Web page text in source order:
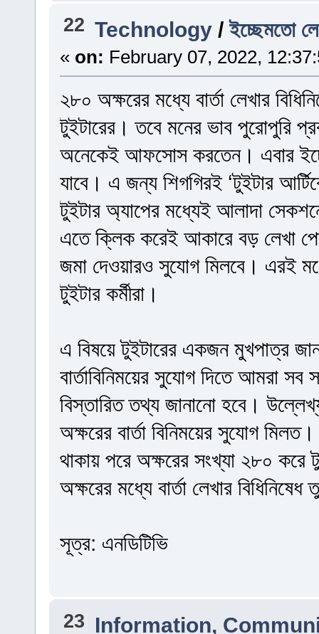
22 Technology /ইচ্ছেমতো
« on: February 07, 2022,
২৮০ অক্ষরের মধ্যে বার্তা লেখার
টুইটারের। তবে মনের ভাব পুরোপুরি
অনেকেই আফসোস করতেন। এবার
যাবে। এ জন্য শিগগিরই ‘টুইটার
টুইটার অ্যাপের মধ্যেই আলাদা
এতে ক্লিক করেই আকারে বড় লেখা
জমা দেওয়ারও সুযোগ মিলবে। এরই
টুইটার কর্মীরা।
এ বিষয়ে টুইটারের একজন মুখপাত্র
বার্তাবিনিময়ের সুযোগ দিতে আমরা
বিস্তারিত তথ্য জানানো হবে।
অক্ষরের বার্তা বিনিময়ের সুযোগ
থাকায় পরে অক্ষরের সংখ্যা ২৮০ করে
অক্ষরের মধ্যে বার্তা লেখার
সূত্র: এনডিটিভি
23 Information,